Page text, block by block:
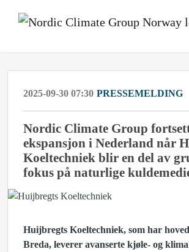
2025-09-30 07:30 PRESSEMELDING
Nordic Climate Group
ekspansjon i Nederland når
Koeltechniek blir en del av
fokus på naturlige
Huijbregts Koeltechniek, som har
Breda, leverer avanserte kjøle- og